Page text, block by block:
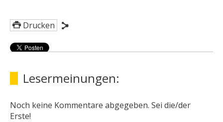
Drucken
Lesermeinungen:
Noch keine Kommentare abgegeben. Sei die/der
Erste!